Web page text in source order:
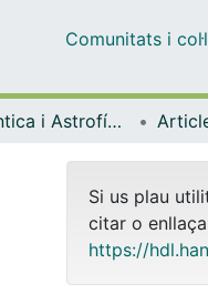
Comunitats i
Física Quàntica i Astrofísica
Si us plau
citar o
https://